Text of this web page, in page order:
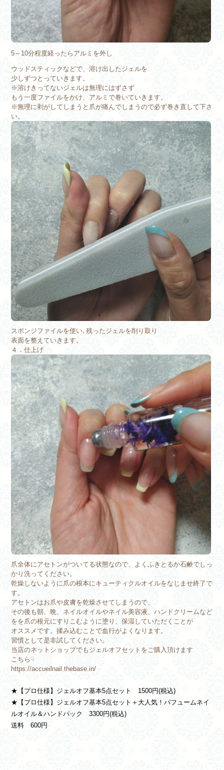
5～10分程度経ったらアルミを外し
ウッドスティックなどで、溶け出したジェルを
少しずつとっていきます。
※溶けきってないジェルは無理にはずさず
もう一度ファイルをかけ、アルミで巻いていきます。
※無理に剥がしてしまうと爪が痛んでしまうので必ず巻き直して下さ
い。
スポンジファイルを使い､残ったジェルを削り取り
表面を整えていきます。
４．仕上げ
爪全体にアセトンがついてる状態なので、 よくふきとるか石鹸でしっ
かり洗ってください。
乾燥しないように爪の根本にキューティクルオイルをなじませ終了で
す。
アセトンはお爪や皮膚を乾燥させてしまうので、
その後も朝、晩、ネイルオイルやネイル美容液、ハンドクリームなど
をを爪の根元にすりこむように塗り、保湿していただくことが
オススメです。揉み込むことで血行がよくなります。
習慣として是非試してください。
当店のネットショップでもジェルオフセットをご購入頂けます
こちら☟
https://accueilnail.thebase.in/
★【プロ仕様】ジェルオフ基本5点セット 1500円(税込)
★【プロ仕様】ジェルオフ基本5点セット＋大人気！パフュームネイ
ルオイル＆ハンドパック 3300円(税込)
送料 600円